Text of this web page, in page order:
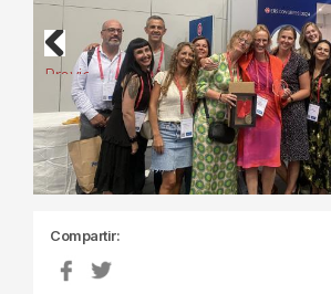
Previous
Compartir: